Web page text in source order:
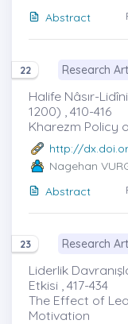
Abstract
22 Research
Halife Nâsır-
1200) , 410-416
Kharezm Policy
http://
Nagehan
Abstract
23 Research
Liderlik
Etkisi , 417-434
The Effect of
Motivation